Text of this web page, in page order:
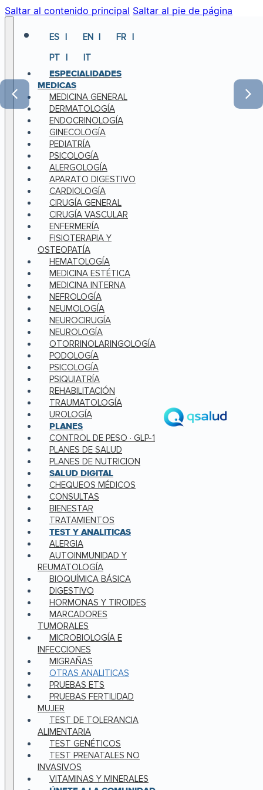
Saltar al contenido principal Saltar al pie de página
ES EN
FR
PT
IT
ESPECIALIDADES
MEDICAS
MEDICINA GENERAL
DERMATOLOGÍA
ENDOCRINOLOGÍA
GINECOLOGÍA
PEDIATRÍA
PSICOLOGÍA
ALERGOLOGÍA
APARATO DIGESTIVO
CARDIOLOGÍA
CIRUGÍA GENERAL
CIRUGÍA VASCULAR
ENFERMERÍA
FISIOTERAPIA Y
OSTEOPATÍA
HEMATOLOGÍA
MEDICINA ESTÉTICA
MEDICINA INTERNA
NEFROLOGÍA
NEUMOLOGÍA
NEUROCIRUGÍA
NEUROLOGÍA
OTORRINOLARINGOLOGÍA
PODOLOGÍA
PSICOLOGÍA
PSIQUIATRÍA
REHABILITACIÓN
TRAUMATOLOGÍA
UROLOGÍA
PLANES
CONTROL DE PESO · GLP-1
PLANES DE SALUD
PLANES DE NUTRICION
SALUD DIGITAL
CHEQUEOS MÉDICOS
CONSULTAS
BIENESTAR
TRATAMIENTOS
TEST Y ANALITICAS
ALERGIA
AUTOINMUNIDAD Y
REUMATOLOGÍA
BIOQUÍMICA BÁSICA
DIGESTIVO
HORMONAS Y TIROIDES
MARCADORES
TUMORALES
MICROBIOLOGÍA E
INFECCIONES
MIGRAÑAS
OTRAS ANALITICAS
PRUEBAS ETS
PRUEBAS FERTILIDAD
MUJER
TEST DE TOLERANCIA
ALIMENTARIA
TEST GENÉTICOS
TEST PRENATALES NO
INVASIVOS
VITAMINAS Y MINERALES